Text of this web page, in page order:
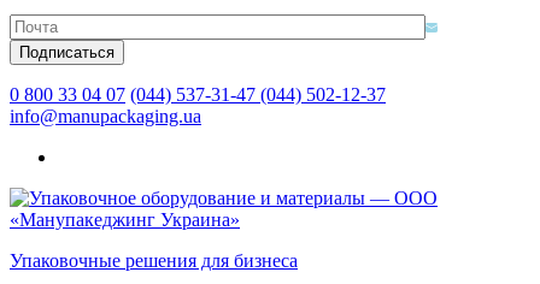
0 800 33 04 07 (044) 537-31-47 (044) 502-12-37
info@manupackaging.ua
Упаковочные решения для бизнеса